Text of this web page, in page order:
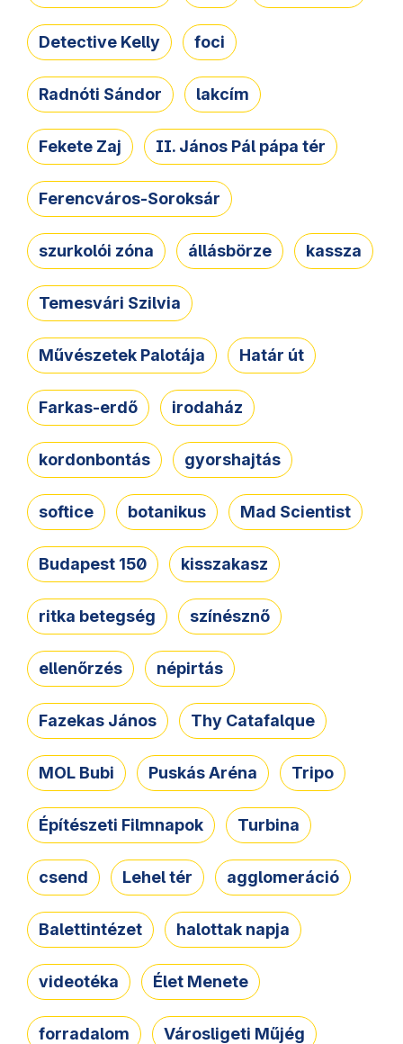
Detective Kelly foci
Radnóti Sándor lakcím
Fekete Zaj II. János Pál pápa tér
Ferencváros-Soroksár
szurkolói zóna állásbörze kassza
Temesvári Szilvia
Művészetek Palotája Határ út
Farkas-erdő irodaház
kordonbontás gyorshajtás
softice botanikus Mad Scientist
Budapest 150 kisszakasz
ritka betegség színésznő
ellenőrzés népirtás
Fazekas János Thy Catafalque
MOL Bubi Puskás Aréna Tripo
Építészeti Filmnapok Turbina
csend Lehel tér agglomeráció
Balettintézet halottak napja
videotéka Élet Menete
forradalom Városligeti Műjég